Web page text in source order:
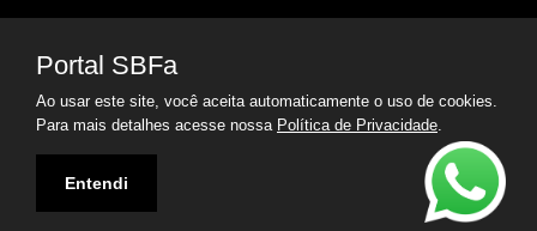
Desenvolvido por Meio Segundo Websolutions
Portal SBFa
Ao usar este site, você aceita automaticamente o uso de cookies.
Para mais detalhes acesse nossa Política de Privacidade.
Entendi